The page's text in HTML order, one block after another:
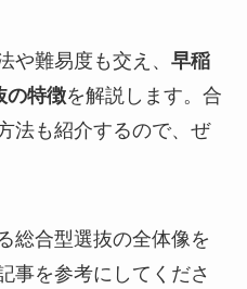
や難易度も交え、 早稲
の特徴を解説します。合
法も紹介するので、ぜ
総合型選抜の全体像を
事を参考にしてくださ